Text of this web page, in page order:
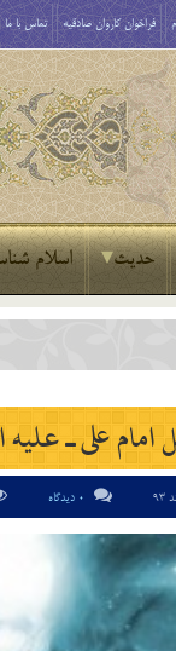
فراخوان کاروان صادقیه تماس با ما
حدیث اسلام
امام علی ـ علیه
0 دیدگاه